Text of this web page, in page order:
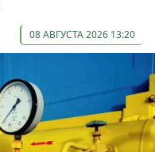
08 АВГУСТА 2026 13:20